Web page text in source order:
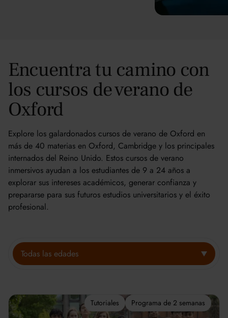
Encuentra tu camino con
los cursos de verano de
Oxford
Explore los galardonados cursos de verano de Oxford en
más de 40 materias en Oxford, Cambridge y los principales
internados del Reino Unido. Estos cursos de verano
inmersivos ayudan a los estudiantes de 9 a 24 años a
explorar sus intereses académicos, generar confianza y
prepararse para sus futuros estudios universitarios y el éxito
profesional.
Todas las edades
Tutoriales Programa de 2 semanas